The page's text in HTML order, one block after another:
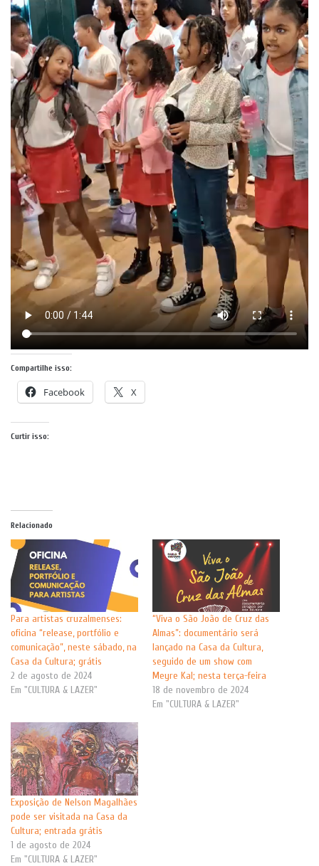
Compartilhe isso:
Facebook X
Curtir isso:
Relacionado
Para artistas cruzalmenses:
oficina “release, portfólio e
comunicação”, neste sábado, na
Casa da Cultura; grátis
2 de agosto de 2024
Em "CULTURA & LAZER"
“Viva o São João de Cruz das
Almas”: documentário será
lançado na Casa da Cultura,
seguido de um show com
Meyre Kal; nesta terça-feira
18 de novembro de 2024
Em "CULTURA & LAZER"
Exposição de Nelson Magalhães
pode ser visitada na Casa da
Cultura; entrada grátis
1 de agosto de 2024
Em "CULTURA & LAZER"